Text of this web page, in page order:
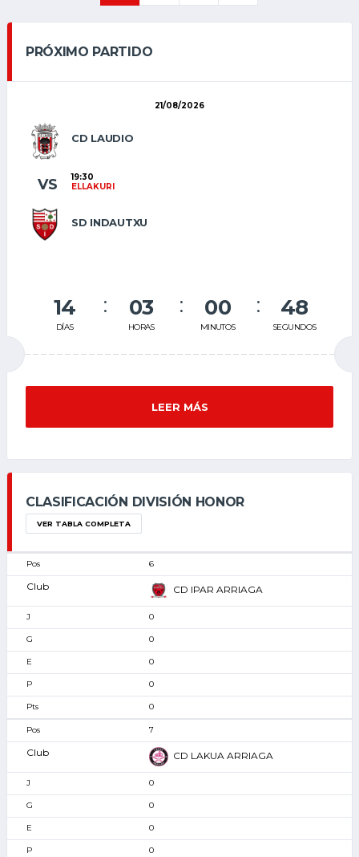
PRÓXIMO PARTIDO
21/08/2026
CD LAUDIO
SD INDAUTXU
VS
19:30
ELLAKURI
14
DÍAS
03
HORAS
00
MINUTOS
47
SEGUNDOS
LEER MÁS
CLASIFICACIÓN DIVISIÓN HONOR
VER TABLA COMPLETA
6
CD IPAR ARRIAGA
0
0
0
0
0
7
CD LAKUA ARRIAGA
0
0
0
0